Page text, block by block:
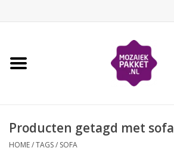
Home
Volwassenen
Producten getagd met sofa
HOME/TAGS/ SOFA